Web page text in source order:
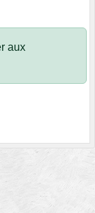
aux